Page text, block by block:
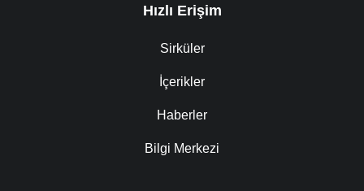
Hızlı Erişim
Sirküler
İçerikler
Haberler
Bilgi Merkezi